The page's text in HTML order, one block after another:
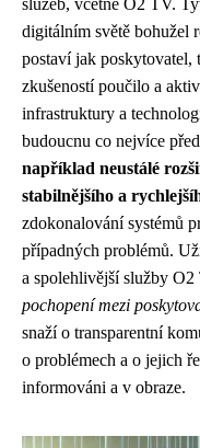
služeb, včetně O2 TV.
digitálním světě bohužel
postaví jak poskytovatel,
zkušeností poučilo a
infrastruktury a
budoucnu co nejvíce
například neustálé
stabilnějšího a
zdokonalování systémů
případných problémů.
a spolehlivější služby O2
pochopení mezi
snaží o transparentní
o problémech a o jejich
informováni a v obraze.